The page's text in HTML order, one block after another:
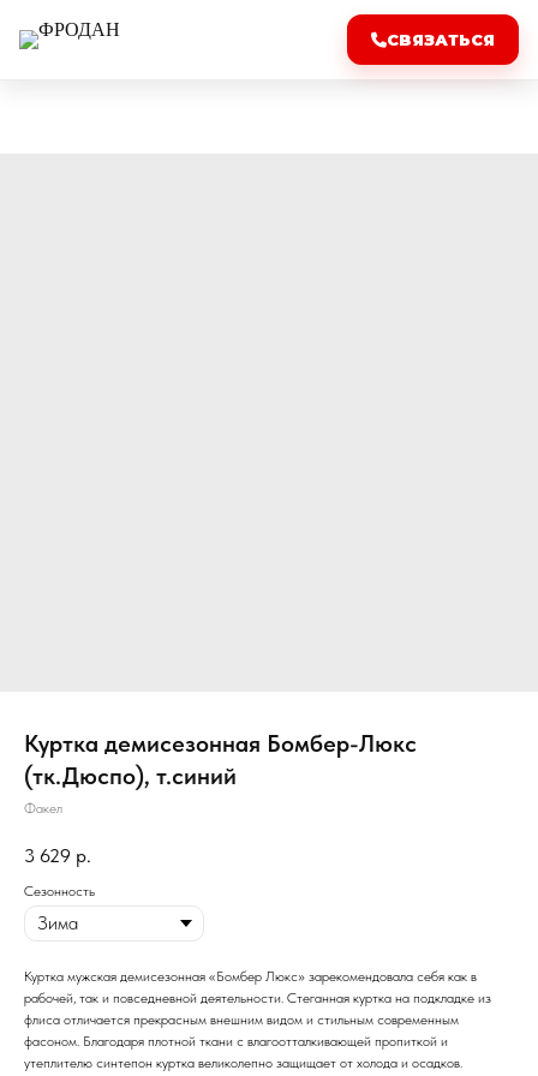
СВЯЗАТЬСЯ
Куртка демисезонная Бомбер-Люкс
(тк.Дюспо), т.синий
Факел
3 629 р.
Сезонность
Куртка мужская демисезонная «Бомбер Люкс» зарекомендовала себя как в
рабочей, так и повседневной деятельности. Стеганная куртка на подкладке из
флиса отличается прекрасным внешним видом и стильным современным
фасоном. Благодаря плотной ткани с влагоотталкивающей пропиткой и
утеплителю синтепон куртка великолепно защищает от холода и осадков.